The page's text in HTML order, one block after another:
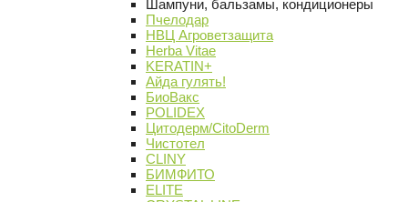
Шампуни, бальзамы, кондиционеры
Пчелодар
НВЦ Агроветзащита
Herba Vitae
KERATIN+
Айда гулять!
БиоВакс
POLIDEX
Цитодерм/CitoDerm
Чистотел
CLINY
БИМФИТО
ELITE